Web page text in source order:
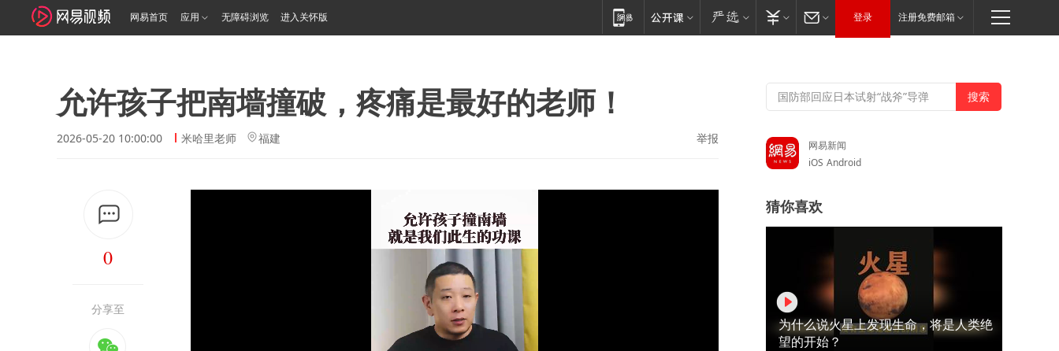
网易首页 应用 无障碍浏览 进入关怀版 登录 注册免费邮箱
允许孩子把南墙撞破，疼痛是最好的老师！
2026-05-20 10:00:00 米哈里老师 福建 举报
0
分享至
网易新闻
iOS Android
猜你喜欢
为什么说火星上发现生命，将是人类绝
望的开始？